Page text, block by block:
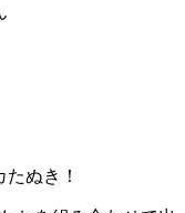
ぬき！